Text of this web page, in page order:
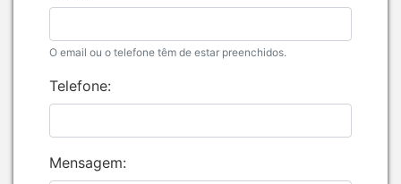
O email ou o telefone têm de estar preenchidos.
Telefone:
Mensagem: